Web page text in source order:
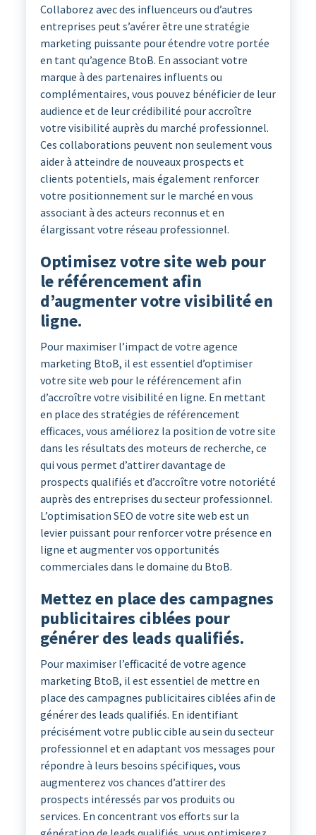
Collaborez avec des influenceurs ou d’autres
entreprises peut s’avérer être une stratégie
marketing puissante pour étendre votre portée
en tant qu’agence BtoB. En associant votre
marque à des partenaires influents ou
complémentaires, vous pouvez bénéficier de leur
audience et de leur crédibilité pour accroître
votre visibilité auprès du marché professionnel.
Ces collaborations peuvent non seulement vous
aider à atteindre de nouveaux prospects et
clients potentiels, mais également renforcer
votre positionnement sur le marché en vous
associant à des acteurs reconnus et en
élargissant votre réseau professionnel.
Optimisez votre site web pour
le référencement afin
d’augmenter votre visibilité en
ligne.
Pour maximiser l’impact de votre agence
marketing BtoB, il est essentiel d’optimiser
votre site web pour le référencement afin
d’accroître votre visibilité en ligne. En mettant
en place des stratégies de référencement
efficaces, vous améliorez la position de votre site
dans les résultats des moteurs de recherche, ce
qui vous permet d’attirer davantage de
prospects qualifiés et d’accroître votre notoriété
auprès des entreprises du secteur professionnel.
L’optimisation SEO de votre site web est un
levier puissant pour renforcer votre présence en
ligne et augmenter vos opportunités
commerciales dans le domaine du BtoB.
Mettez en place des campagnes
publicitaires ciblées pour
générer des leads qualifiés.
Pour maximiser l’efficacité de votre agence
marketing BtoB, il est essentiel de mettre en
place des campagnes publicitaires ciblées afin de
générer des leads qualifiés. En identifiant
précisément votre public cible au sein du secteur
professionnel et en adaptant vos messages pour
répondre à leurs besoins spécifiques, vous
augmenterez vos chances d’attirer des
prospects intéressés par vos produits ou
services. En concentrant vos efforts sur la